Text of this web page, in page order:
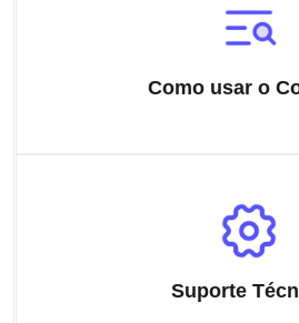
Como usar o
Suporte